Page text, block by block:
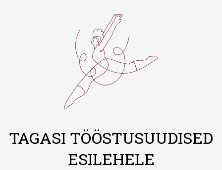
TAGASI TÖÖSTUSUUDISED
ESILEHELE